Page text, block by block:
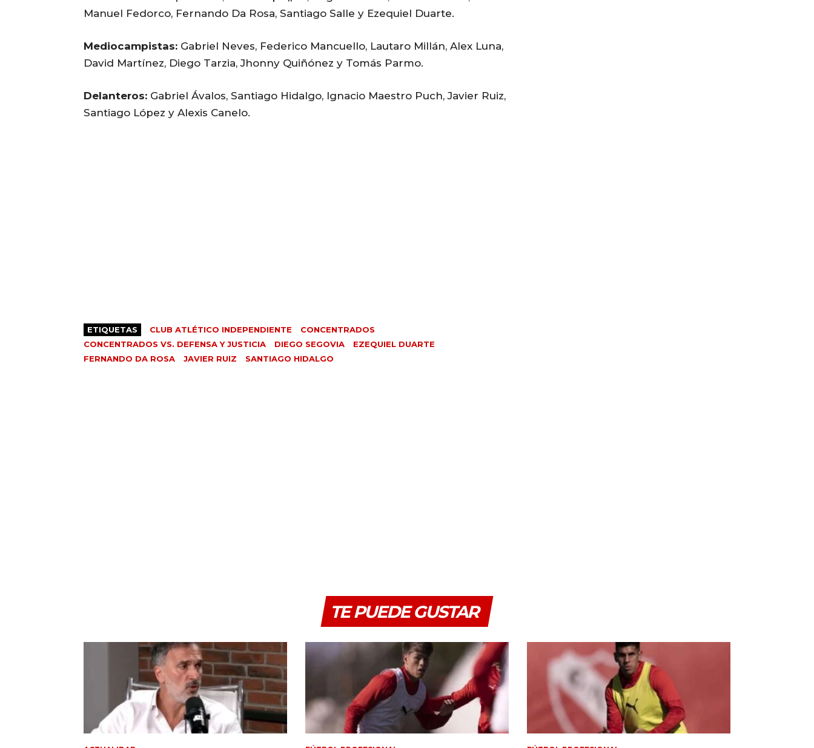
Manuel Fedorco, Fernando Da Rosa, Santiago Salle y Ezequiel Duarte.
Mediocampistas: Gabriel Neves, Federico Mancuello, Lautaro Millán, Alex Luna,
David Martínez, Diego Tarzia, Jhonny Quiñónez y Tomás Parmo.
Delanteros: Gabriel Ávalos, Santiago Hidalgo, Ignacio Maestro Puch, Javier Ruiz,
Santiago López y Alexis Canelo.
ETIQUETAS CLUB ATLÉTICO INDEPENDIENTE
CONCENTRADOS
CONCENTRADOS VS. DEFENSA Y JUSTICIA
DIEGO SEGOVIA
EZEQUIEL DUARTE
FERNANDO DA ROSA
JAVIER RUIZ SANTIAGO HIDALGO
TE PUEDE GUSTAR